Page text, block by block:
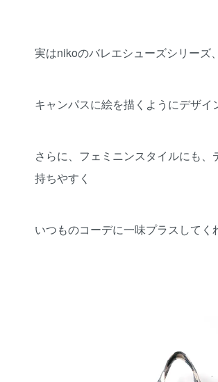
実はnikoのバレエシューズシリーズ
キャンパスに絵を描くようにデザイ
さらに、フェミニンスタイルにも、
持ちやすく
いつものコーデに一味プラスしてく